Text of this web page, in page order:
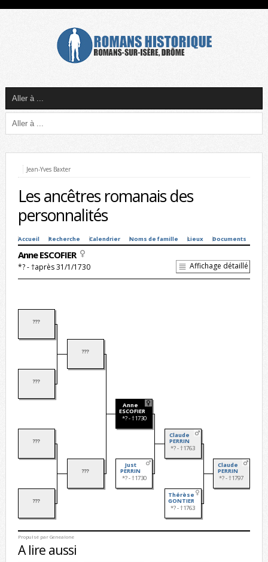
Jean-Yves Baxter
Les ancêtres romanais des
personnalités
Accueil Recherche Calendrier Noms de famille Lieux Documents
Anne ESCOFIER
*? - †après 31/1/1730 Affichage détaillé
???
???
???
???
???
???
Anne
ESCOFIER
*? - †1730
Just
PERRIN
*? - †1730
Claude
PERRIN
*? - †1763
Thérèse
GONTIER
*? - †1763
Claude
PERRIN
*? - †1797
Propulsé par Genealone
A lire aussi